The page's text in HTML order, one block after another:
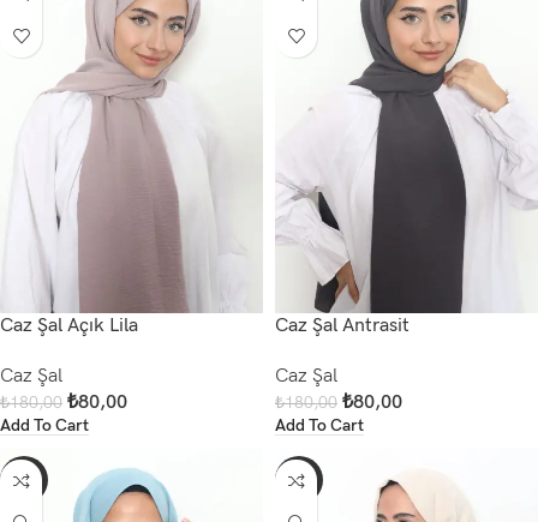
Caz Şal Açık Lila
Caz Şal
₺180,00 ₺80,00
Add To Cart
Caz Şal Antrasit
Caz Şal
₺180,00 ₺80,00
Add To Cart
-56% -56%